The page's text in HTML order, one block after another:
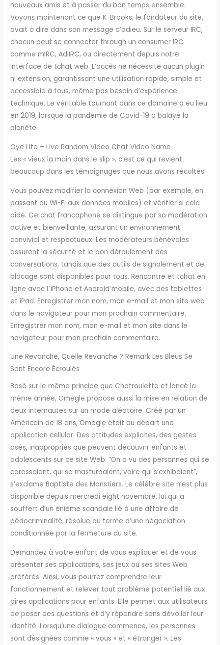
nouveaux amis et à passer du bon temps ensemble.
Voyons maintenant ce que K-Brooks, le fondateur du site,
avait à dire dans son message d’adieu. Sur le serveur IRC,
chacun peut se connecter through un consumer IRC
comme mIRC, AdiIRC, ou directement depuis notre
interface de tchat web. L’accès ne nécessite aucun plugin
ni extension, garantissant une utilisation rapide, simple et
accessible à tous, même pas besoin d’expérience
technique. Le véritable tournant dans ce domaine a eu lieu
en 2019, lorsque la pandémie de Covid-19 a balayé la
planète.
Oye Lite – Live Random Video Chat Video Name
Les « vieux la main dans le slip », c’est ce qui revient
beaucoup dans les témoignages que nous avons récoltés.
Vous pouvez modifier la connexion Web (par exemple, en
passant du Wi-Fi aux données mobiles) et vérifier si cela
aide. Ce chat francophone se distingue par sa modération
active et bienveillante, assurant un environnement
convivial et respectueux. Les modérateurs bénévoles
assurent la sécurité et le bon déroulement des
conversations, tandis que des outils de signalement et de
blocage sont disponibles pour tous. Rencontre et tchat en
ligne avec l`iPhone et Android mobile, avec des tablettes
et iPad. Enregistrer mon nom, mon e-mail et mon site web
dans le navigateur pour mon prochain commentaire.
Enregistrer mon nom, mon e-mail et mon site dans le
navigateur pour mon prochain commentaire.
Une Revanche, Quelle Revanche ? Remark Les Bleus Se
Sont Encore Écroulés
Basé sur le même principe que Chatroulette et lancé la
même année, Omegle propose aussi la mise en relation de
deux internautes sur un mode aléatoire. Créé par un
Américain de 18 ans, Omegle était au départ une
application cellular. Des attitudes explicites, des gestes
osés, inappropriés que peuvent découvrir enfants et
adolescents sur ce site Web. “On a vu des personnes qui se
caressaient, qui se masturbaient, voire qui s’exhibaient”,
s’exclame Baptiste des Monstiers. Le célèbre site n’est plus
disponible depuis mercredi eight novembre, lui qui a
souffert d’un énième scandale lié à une affaire de
pédocriminalité, résolue au terme d’une négociation
conditionnée par la fermeture du site.
Demandez à votre enfant de vous expliquer et de vous
présenter ses applications, ses jeux ou ses sites Web
préférés. Ainsi, vous pourrez comprendre leur
fonctionnement et relever tout problème potentiel lié aux
pires applications pour enfants. Elle permet aux utilisateurs
de poser des questions et d’y répondre sans dévoiler leur
identité. Lorsqu’une dialogue commence, les personnes
sont désignées comme « vous » et « étranger ». Les